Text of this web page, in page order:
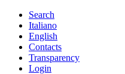
Search
Italiano
English
Contacts
Transparency
Login